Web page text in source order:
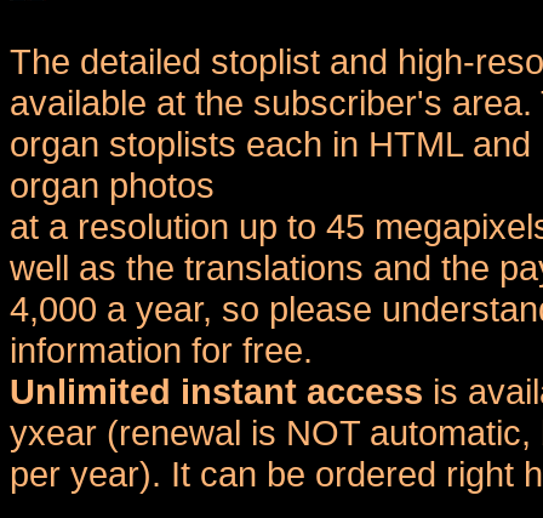
The detailed stoplist and high-
available at the subscriber's
organ stoplists each in HTML
organ photos
at a resolution up to 45
well as the translations and the
4,000 a year, so please
information for free.
Unlimited instant access is
yxear (renewal is NOT
per year). It can be ordered right